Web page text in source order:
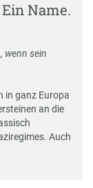
Name.
wenn sein
in ganz Europa
an die
Auch